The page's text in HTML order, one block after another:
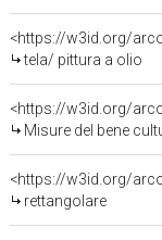
<https://w3id.org/
tela/ pittura a olio
<https://w3id.org/
Misure del bene
<https://w3id.org/
rettangolare